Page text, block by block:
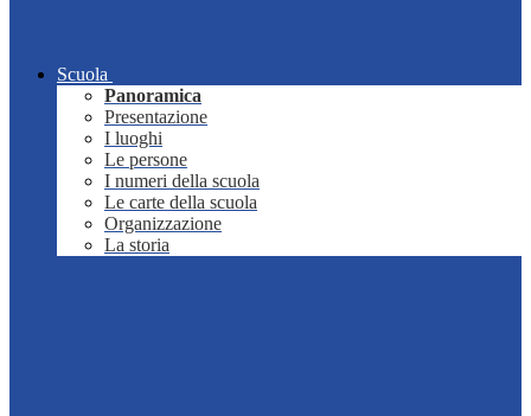
Scuola
Panoramica
Presentazione
I luoghi
Le persone
I numeri della scuola
Le carte della scuola
Organizzazione
La storia